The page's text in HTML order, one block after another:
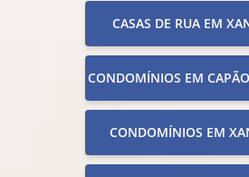
CASAS DE RUA EM
CONDOMÍNIOS EM
CONDOMÍNIOS EM